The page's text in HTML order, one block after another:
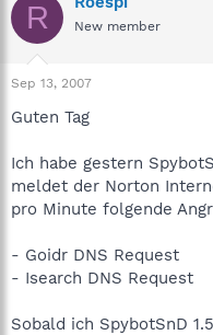
e
a
t
a
e
r
r
t
R New member
Sep 13, 2007
Guten Tag
Ich habe gestern
meldet der Norton
pro Minute folgende
- Goidr DNS Request
- Isearch DNS Request
Sobald ich SpybotSnD